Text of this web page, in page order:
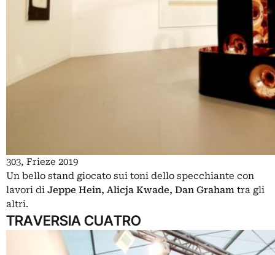
303, Frieze 2019
Un bello stand giocato sui toni dello specchiante con
lavori di Jeppe Hein, Alicja Kwade, Dan Graham tra gli
altri.
TRAVERSIA CUATRO